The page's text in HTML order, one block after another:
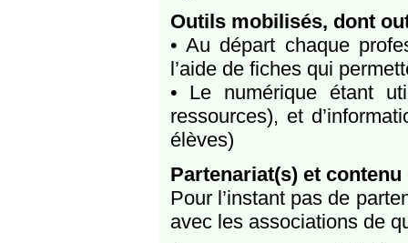
Outils mobilisés, dont
• Au départ chaque
l’aide de fiches qui
• Le numérique étant
ressources), et
élèves)
Partenariat(s) et
Pour l’instant pas de
avec les associations de